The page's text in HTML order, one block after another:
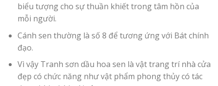
biểu tượng cho sự thuần khiết trong tâm hồn của
mỗi người.
Cánh sen thường là số 8 để tương ứng với Bát chính
đạo.
Vì vậy Tranh sơn dầu hoa sen là vật trang trí nhà cửa
đẹp có chức năng như vật phẩm phong thủy có tác